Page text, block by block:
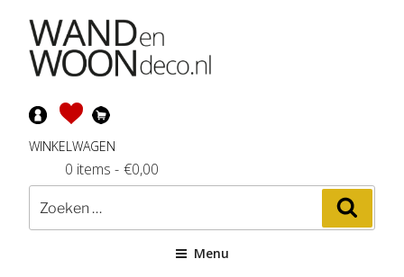
inhoud
WINKELWAGEN
- €0,00
0 items
Zoeken
naar:
Menu